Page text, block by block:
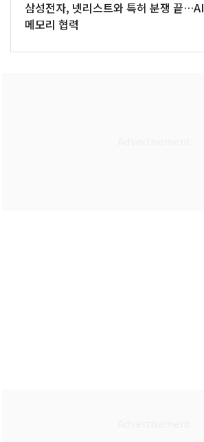
삼성전자, 넷리스트와 특허 분쟁 끝…AI
메모리 협력